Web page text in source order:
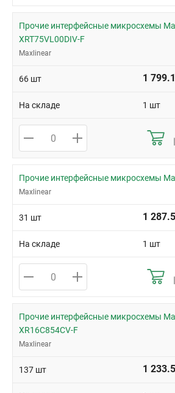
Прочие интерфейсные микросхемы
XRT75VL00DIV-F
Maxlinear
66 шт 1
На складе 1 шт
Прочие интерфейсные микросхемы
Maxlinear
31 шт 1
На складе 1 шт
Прочие интерфейсные микросхемы
XR16C854CV-F
Maxlinear
137 шт 1